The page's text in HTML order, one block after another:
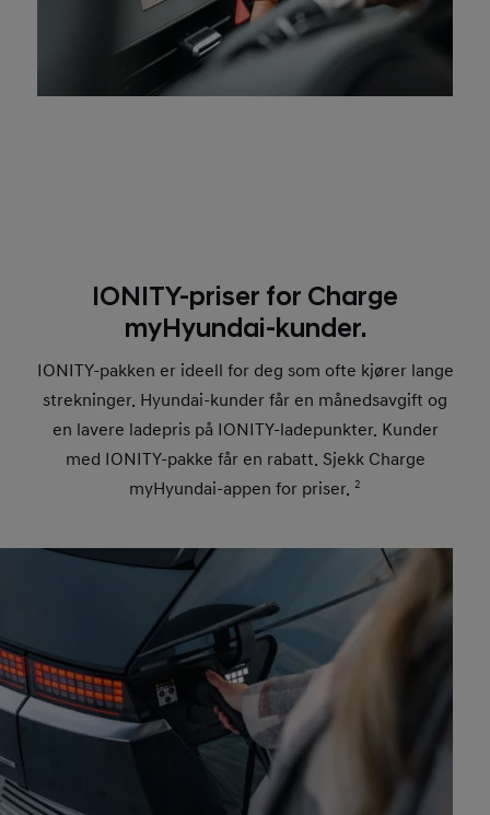
IONITY-priser for Charge
myHyundai-kunder.
IONITY-pakken er ideell for deg som ofte kjører lange
strekninger. Hyundai-kunder får en månedsavgift og
en lavere ladepris på IONITY-ladepunkter. Kunder
med IONITY-pakke får en rabatt. Sjekk Charge
myHyundai-appen for priser. 2